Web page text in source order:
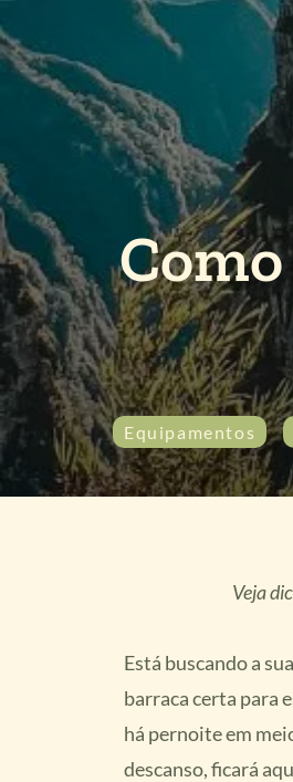
Equipamentos
Veja
Está buscando a
barraca certa para
há pernoite em
descanso, ficará